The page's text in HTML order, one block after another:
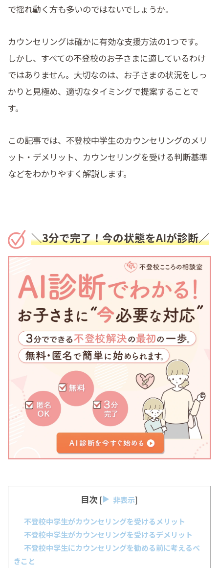
で揺れ動く方も多いのではないでしょうか。
カウンセリングは確かに有効な支援方法の1つです。
しかし、すべての不登校のお子さまに適しているわけ
ではありません。大切なのは、お子さまの状況をしっ
かりと見極め、適切なタイミングで提案することで
す。
この記事では、不登校中学生のカウンセリングのメリ
ット・デメリット、カウンセリングを受ける判断基準
などをわかりやすく解説します。
＼3分で完了！今の状態をAIが診断／
目次 [ 非表示]
不登校中学生がカウンセリングを受けるメリット
不登校中学生がカウンセリングを受けるデメリット
不登校中学生にカウンセリングを勧める前に考えるべ
きこと